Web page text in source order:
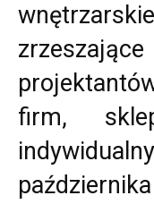
firm,